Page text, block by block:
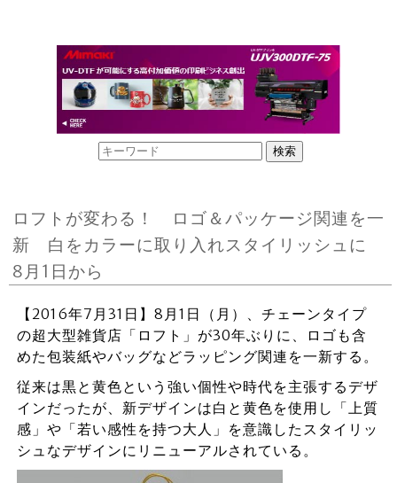
ロフトが変わる！ ロゴ＆パッケージ関連を一
新 白をカラーに取り入れスタイリッシュに
8月1日から
【2016年7月31日】8月1日（月）、チェーンタイプ
の超大型雑貨店「ロフト」が30年ぶりに、ロゴも含
めた包装紙やバッグなどラッピング関連を一新する。
従来は黒と黄色という強い個性や時代を主張するデザ
インだったが、新デザインは白と黄色を使用し「上質
感」や「若い感性を持つ大人」を意識したスタイリッ
シュなデザインにリニューアルされている。